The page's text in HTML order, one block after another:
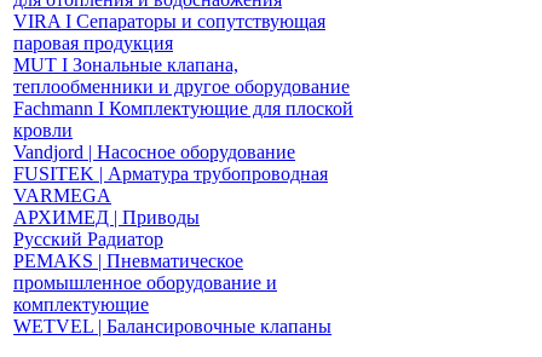
VIRA І Сепараторы и сопутствующая
паровая продукция
MUT І Зональные клапана,
теплообменники и другое оборудование
Fachmann І Комплектующие для плоской
кровли
Vandjord | Насосное оборудование
FUSITEK | Арматура трубопроводная
VARMEGA
АРХИМЕД | Приводы
Русский Радиатор
PEMAKS | Пневматическое
промышленное оборудование и
комплектующие
WETVEL | Балансировочные клапаны